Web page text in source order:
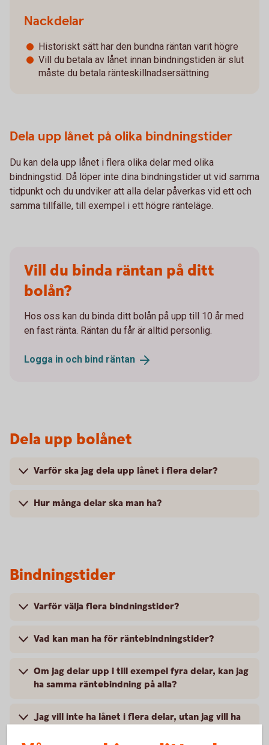
Nackdelar
Historiskt sätt har den bundna räntan varit högre
Vill du betala av lånet innan bindningstiden är slut
måste du betala ränteskillnadsersättning
Dela upp lånet på olika bindningstider
Du kan dela upp lånet i flera olika delar med olika
bindningstid. Då löper inte dina bindningstider ut vid samma
tidpunkt och du undviker att alla delar påverkas vid ett och
samma tillfälle, till exempel i ett högre ränteläge.
Vill du binda räntan på ditt
bolån?
Hos oss kan du binda ditt bolån på upp till 10 år med
en fast ränta. Räntan du får är alltid personlig.
Logga in och bind räntan
Dela upp bolånet
Varför ska jag dela upp lånet i flera delar?
Hur många delar ska man ha?
Bindningstider
Varför välja flera bindningstider?
Vad kan man ha för räntebindningstider?
Om jag delar upp i till exempel fyra delar, kan jag
ha samma räntebindning på alla?
Jag vill inte ha lånet i flera delar, utan jag vill ha